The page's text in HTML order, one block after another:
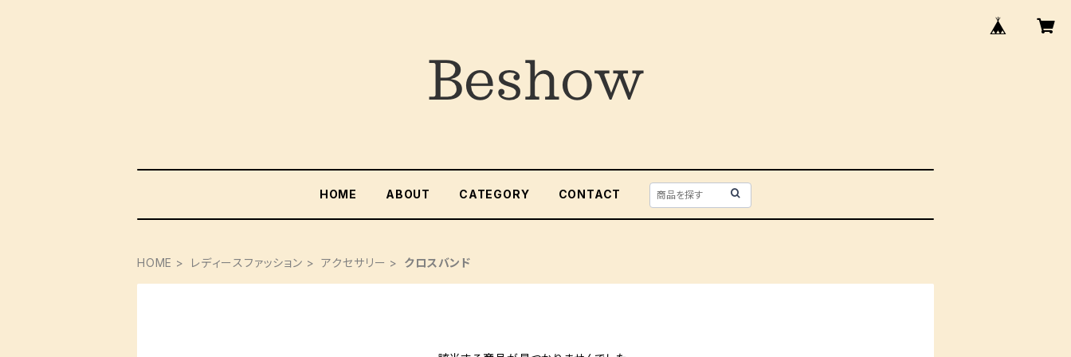
HOME ABOUT CATEGORY CONTACT
HOME レディースファッション アクセサリー クロスバンド